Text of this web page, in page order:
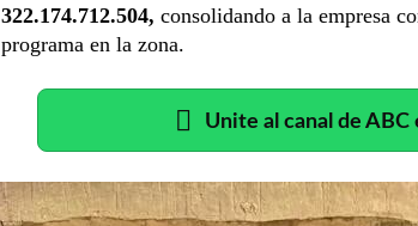
322.174.712.504, consolidando a la empresa
programa en la zona.
Unite al canal de